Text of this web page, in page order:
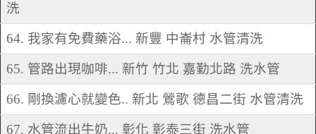
洗
64. 我家有免費藥浴... 新豐 中崙村 水管清洗
65. 管路出現咖啡... 新竹 竹北 嘉勤北路 洗水管
66. 剛換濾心就變色.. 新北 鶯歌 德昌二街 水管清洗
67. 水管流出牛奶... 彰化 彰泰三街 洗水管